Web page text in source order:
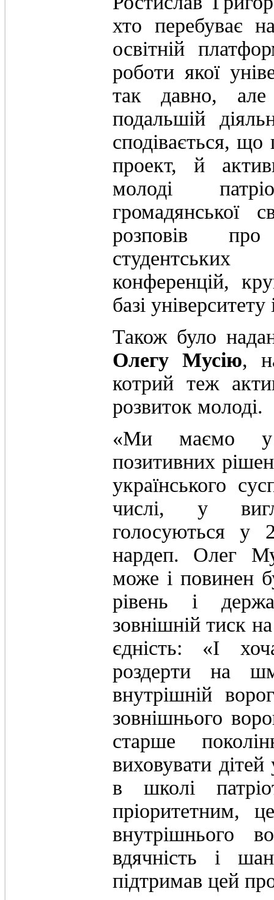
хто перебуває
освітній
роботи якої
так давно,
подальшій
сподівається, що
проект, й
молоді
громадянської
розповів про
студентських
конференцій,
базі
Також було
Олегу Мусію,
котрий теж
розвиток молоді.
«Ми маємо у
позитивних
українського
числі, у
голосуються у
нардеп. Олег
може і повинен
рівень і
зовнішній тиск
єдність: «І
роздерти на
внутрішній
зовнішнього
старше
виховувати
в школі
пріоритетним,
внутрішнього
вдячність і
підтримав цей